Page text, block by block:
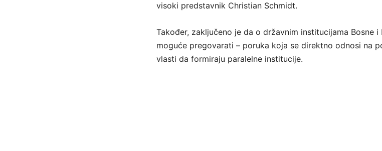
visoki predstavnik Christian Schmidt.
Također, zaključeno je da o državnim institucijama Bosne i
moguće pregovarati – poruka koja se direktno odnosi na
vlasti da formiraju paralelne institucije.